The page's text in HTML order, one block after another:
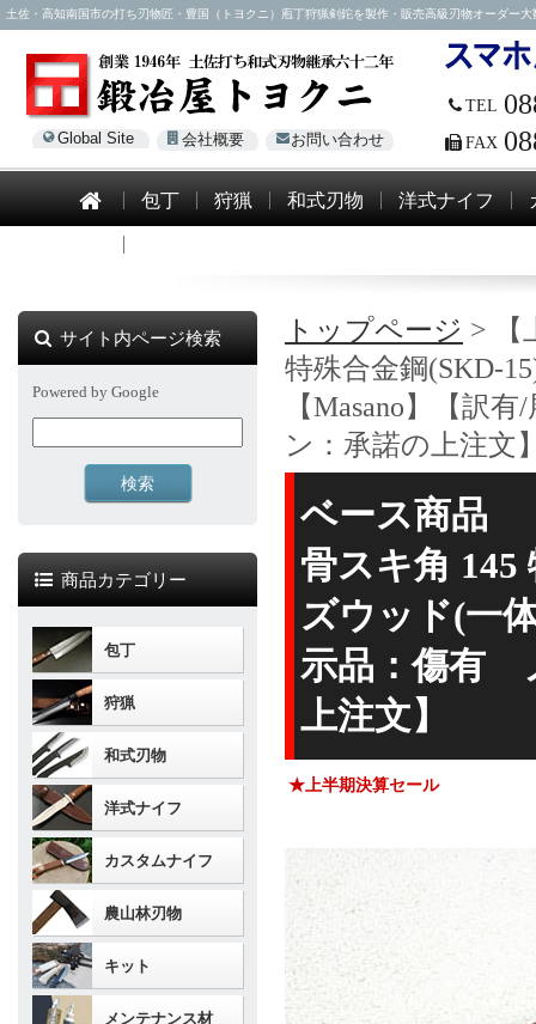
土佐・高知南国市の打ち刃物匠・豊国（トヨクニ）庖丁狩猟剣鉈を製作・販売高級刃物オーダー
Global Site 会社概要 お問い合わせ
TEL
FAX
包丁 狩猟 和式刃物 洋式ナイフ
トップページ > 【
特殊合金鋼(SKD-
【Masano】【訳
ン：承諾の上注文
ベース商品
骨スキ角 145
ズウッド(一
示品：傷有
上注文】
★上半期決算セール
サイト内ページ検索
Powered by Google
商品カテゴリー
包丁
狩猟
和式刃物
洋式ナイフ
カスタムナイフ
農山林刃物
キット
メンテナンス材